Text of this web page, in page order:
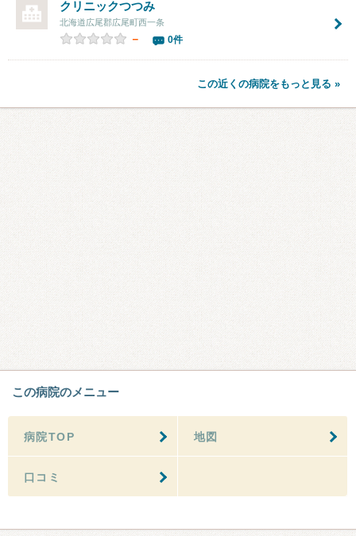
クリニックつつみ
北海道広尾郡広尾町西一条
－ 0件
この近くの病院をもっと見る »
この病院のメニュー
病院TOP 地図
口コミ